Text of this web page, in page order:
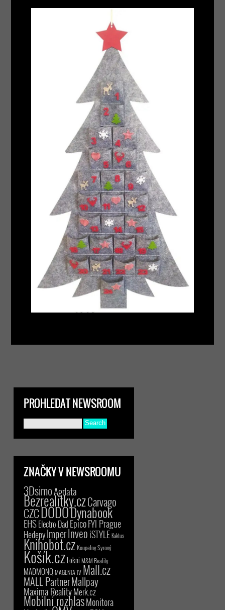
PROHLEDAT NEWSROOM
ZNAČKY V NEWSROOMU
3DsimoAgdata
Bezrealitky.czCarvago
CZCDODODynabook
EHSElectro Dad EpicoFYI Prague
HedepyImperInveoiSTYLE Kaktus
Knihobot.czKoupelny Syrový
Košík.czLokni M&M Reality
MADMONQMAGENTA TV Mall.cz
MALL PartnerMallpay
Maxima RealityMerk.cz
Mobilní rozhlasMonitora